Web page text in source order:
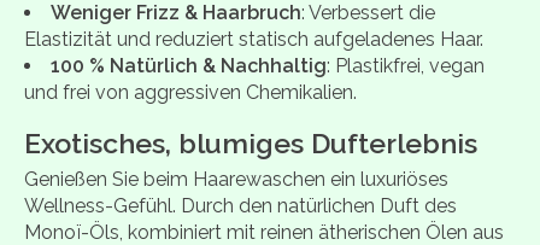
Weniger Frizz & Haarbruch: Verbessert die
Elastizität und reduziert statisch aufgeladenes Haar.
100 % Natürlich & Nachhaltig: Plastikfrei, vegan
und frei von aggressiven Chemikalien.
Exotisches, blumiges Dufterlebnis
Genießen Sie beim Haarewaschen ein luxuriöses
Wellness-Gefühl. Durch den natürlichen Duft des
Monoï-Öls, kombiniert mit reinen ätherischen Ölen aus